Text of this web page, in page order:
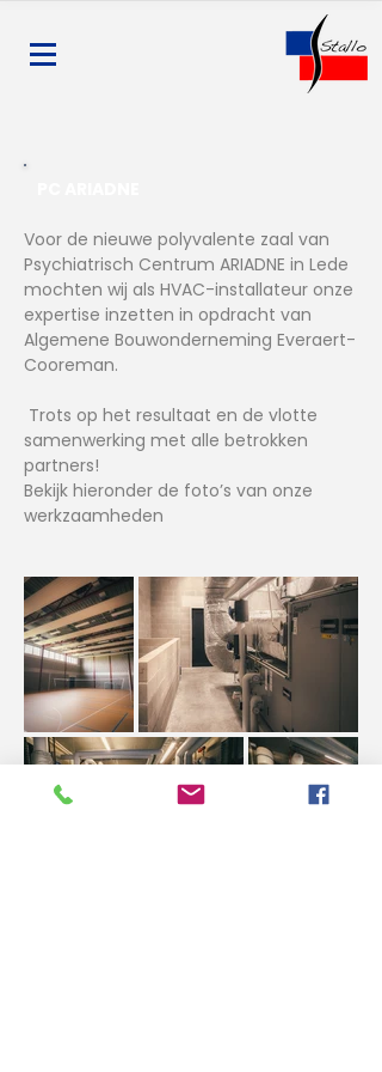
Voor de nieuwe polyvalente zaal van
Psychiatrisch Centrum ARIADNE in Lede
mochten wij als HVAC-installateur onze
expertise inzetten in opdracht van
Algemene Bouwonderneming Everaert-
Cooreman.
Trots op het resultaat en de vlotte
samenwerking met alle betrokken
partners!
Bekijk hieronder de foto’s van onze
werkzaamheden